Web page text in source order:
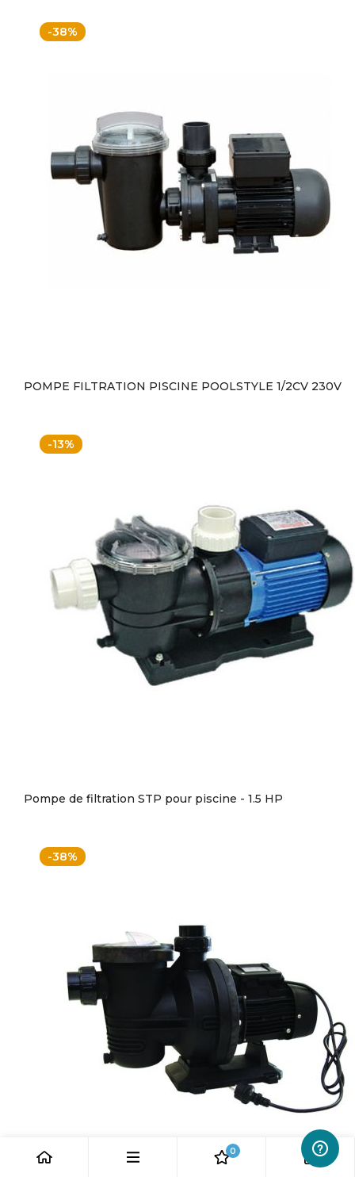
-38%
POMPE FILTRATION PISCINE POOLSTYLE 1/2CV 230V
-13%
Pompe de filtration STP pour piscine - 1.5 HP
-38%
0 0